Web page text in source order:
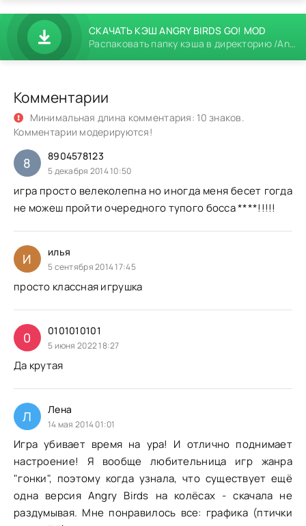
СКАЧАТЬ КЭШ ANGRY BIRDS GO! MOD
Распаковать папку кэша в директорию /Android/obb/
Комментарии
Минимальная длина комментария: 10 знаков.
Комментарии модерируются!
8 8904578123
5 декабря 2014 10:50
игра просто велеколепна но иногда меня бесет гогда
не можеш пройти очередного тупого босса ****!!!!!
И илья
5 сентября 2014 17:45
просто классная игрушка
0 0101010101
5 июня 2022 18:27
Да крутая
Л Лена
14 мая 2014 01:01
Игра убивает время на ура! И отлично поднимает
настроение! Я вообще любительница игр жанра
"гонки", поэтому когда узнала, что существует ещё
одна версия Angry Birds на колёсах - скачала не
раздумывая. Мне понравилось все: графика (птички